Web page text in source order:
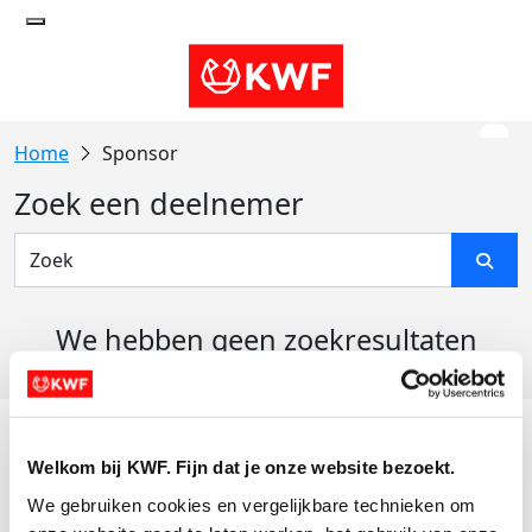
Welkom bij KWF. Fijn dat je onze website bezoekt.
We gebruiken cookies en vergelijkbare technieken om
Sponsor
Zoek een deelnemer
We hebben geen zoekresultaten
Actiematerialen
Evenementen